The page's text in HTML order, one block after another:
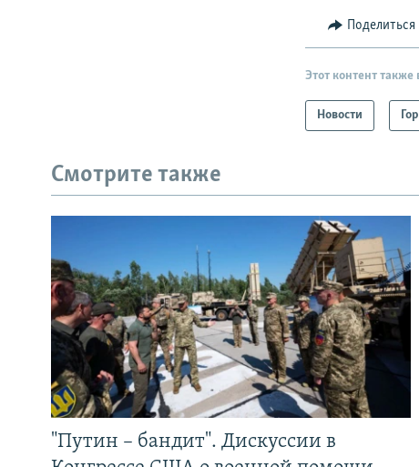
Поделиться
Этот контент также
Новости
Смотрите также
"Путин – бандит". Дискуссии в